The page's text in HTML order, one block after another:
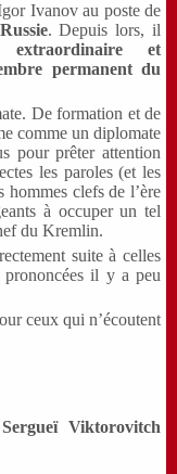
Ivanov au poste de
. Depuis lors, il
extraordinaire et
permanent du
De formation et de
comme un diplomate
pour prêter attention
les paroles (et les
hommes clefs de l’ère
à occuper un tel
du Kremlin.
suite à celles
il y a peu
ceux qui n’écoutent
Viktorovitch